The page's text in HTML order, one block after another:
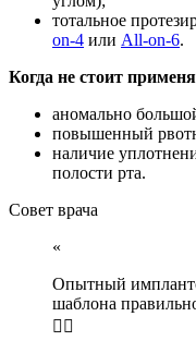
тотальное
on-4 или All-on-6.
Когда не стоит
аномально
повышенный
наличие
полости рта.
Совет врача
Опытный
шаблона
🤷‍♂️